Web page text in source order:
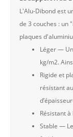
L'Alu-Dibond est
de 3 couches : un
plaques
Léger —
kg/m2.
Rigide et
résistant
Résistant
Stable —